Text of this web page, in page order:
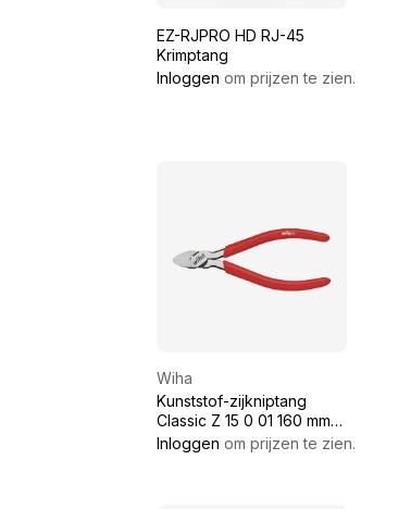
EZ-RJPRO HD RJ-45
Krimptang
Inloggen om prijzen te zien.
Wiha
Kunststof-zijkniptang
Classic Z 15 0 01 160 mm
Classic
Inloggen om prijzen te zien.